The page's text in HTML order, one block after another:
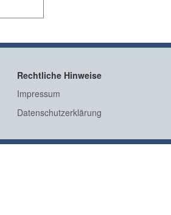
Rechtliche Hinweise
Impressum
Datenschutzerklärung